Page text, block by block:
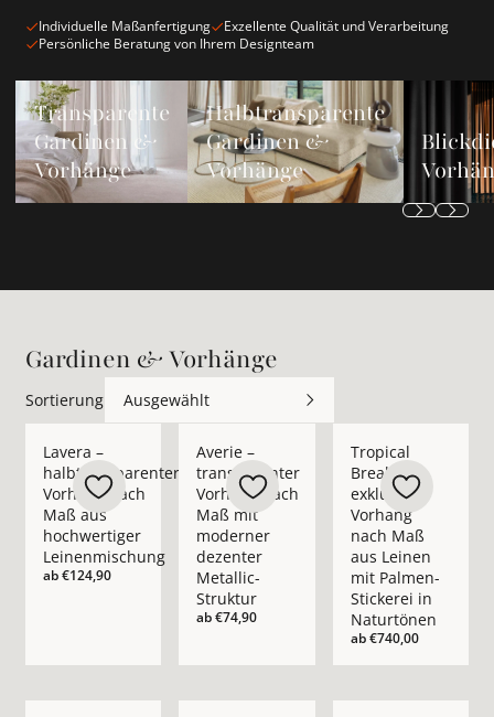
Individuelle Maßanfertigung
Exzellente Qualität und Verarbeitung
Persönliche Beratung von Ihrem Designteam
Transparente Gardinen &amp; Vorhänge ansehen
Transparente
Gardinen &
Vorhänge
Halbtransparente Gardinen &amp;
Halbtransparente
Gardinen &
Vorhänge
Gardinen & Vorhänge
Sortierung Ausgewählt
Lavera –
halbtransparenter
Vorhang nach
Maß aus
hochwertiger
Leinenmischung
ab€124,90
Averie –
transparenter
Vorhang nach
Maß mit
moderner
dezenter
Metallic-
Struktur
ab€74,90
Tropical
Break –
exklusiver
Vorhang
nach Maß
aus Leinen
mit Palmen-
Stickerei in
Naturtönen
ab€740,00